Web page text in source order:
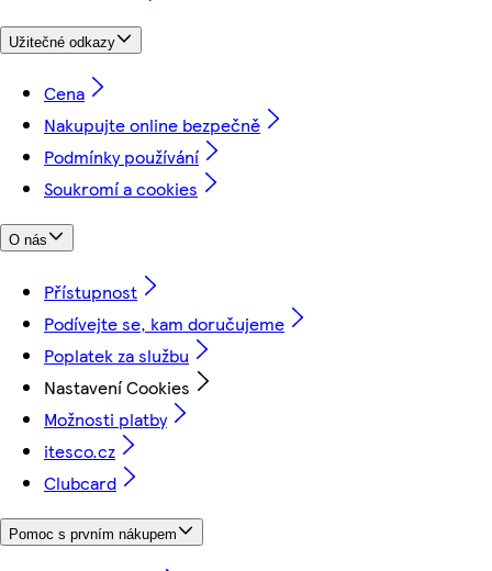
Užitečné odkazy
Cena
Nakupujte online bezpečně
Podmínky používání
Soukromí a cookies
O nás
Přístupnost
Podívejte se, kam doručujeme
Poplatek za službu
Nastavení Cookies
Možnosti platby
itesco.cz
Clubcard
Pomoc s prvním nákupem